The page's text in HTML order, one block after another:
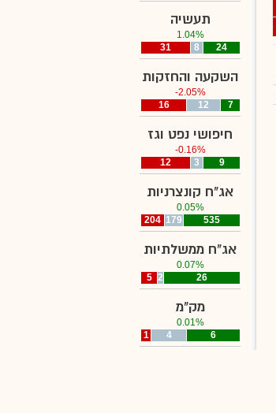
תעשיה
1.04%
31
8 24
השקעה והחזקות
-2.05%
16
12 7
חיפושי נפט וגז
-0.16%
12
3 9
אג"ח קונצרניות
0.05%
204 179 535
אג"ח ממשלתיות
0.07%
5 2 26
מק"מ
0.01%
1
4 6